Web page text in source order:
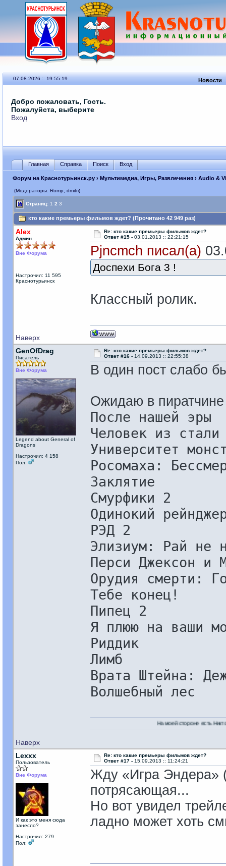
07.08.2026 :: 19:55:19 Новости
Добро пожаловать, Гость.
Пожалуйста, выберите
Вход
Главная Справка Поиск Вход
Форум на Краснотурьинск.ру› Мультимедиа, Игры, Развлечения› Audio &
(Модераторы: Romp, dmitri)
Страниц: 1 2 3
кто какие премьеры фильмов ждет? (Прочитано 42 949 раз)
Alex
Админ
Вне Форума
Настрочил: 11 595
Краснотурьинск
Re: кто какие премьеры фильмов ждет?
Ответ #15 - 03.01.2013 :: 22:21:15
Pjncmch писал(а)
Доспехи Бога 3 !
Классный ролик.
Наверх
GenOfDrag
Писатель
Вне Форума
Legend about General of
Dragons
Настрочил: 4 158
Пол:
Re: кто какие премьеры фильмов ждет?
Ответ #16 - 14.09.2013 :: 22:55:38
В один пост слабо
Ожидаю в
После нашей эры
Человек из стали
Университет
Росомаха:
Заклятие
Смурфики 2
Одинокий
РЭД 2
Элизиум: Рай не
Перси Джексон и
Орудия смерти:
Тебе конец!
Пипец 2
Я плюю на ваши
Риддик
Лимб
Врата Штейна:
Волшебный лес
Наверх
На моей стороне есть Никто!
Lexxx
Пользователь
Вне Форума
И как это меня сюда
занесло?
Настрочил: 279
Пол:
Re: кто какие премьеры фильмов ждет?
Ответ #17 - 15.09.2013 :: 11:24:21
Жду «Игра Эндера»
потрясающая...
Но вот увидел
ладно может хоть